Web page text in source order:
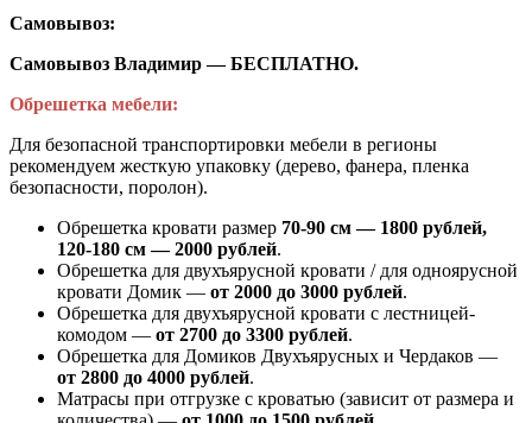
Самовывоз:
Самовывоз Владимир — БЕСПЛАТНО.
Обрешетка мебели:
Для безопасной транспортировки мебели в регионы
рекомендуем жесткую упаковку (дерево, фанера, пленка
безопасности, поролон).
Обрешетка кровати размер 70-90 см — 1800 рублей,
120-180 см — 2000 рублей.
Обрешетка для двухъярусной кровати / для одноярусной
кровати Домик — от 2000 до 3000 рублей.
Обрешетка для двухъярусной кровати с лестницей-
комодом — от 2700 до 3300 рублей.
Обрешетка для Домиков Двухъярусных и Чердаков —
от 2800 до 4000 рублей.
Матрасы при отгрузке с кроватью (зависит от размера и